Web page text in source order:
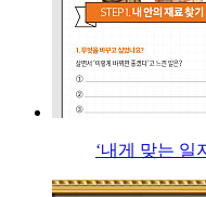
‘내게 맞는 일